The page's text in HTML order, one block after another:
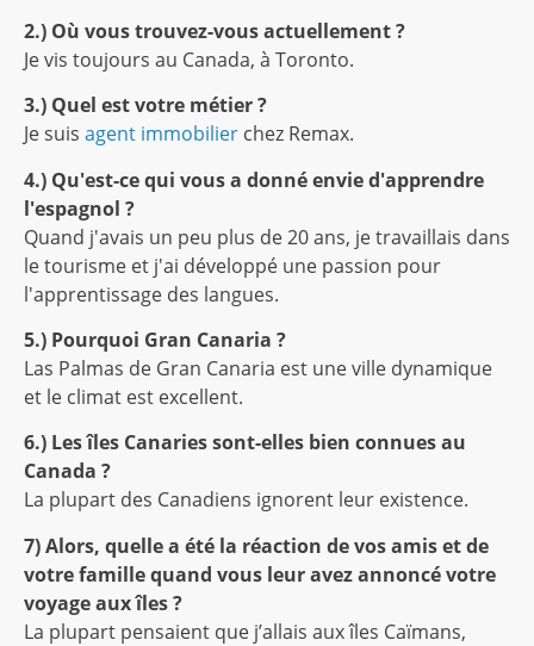
2.) Où vous trouvez-vous actuellement ?
Je vis toujours au Canada, à Toronto.
3.) Quel est votre métier ?
Je suis agent immobilier chez Remax.
4.) Qu'est-ce qui vous a donné envie d'apprendre
l'espagnol ?
Quand j'avais un peu plus de 20 ans, je travaillais dans
le tourisme et j'ai développé une passion pour
l'apprentissage des langues.
5.) Pourquoi Gran Canaria ?
Las Palmas de Gran Canaria est une ville dynamique
et le climat est excellent.
6.) Les îles Canaries sont-elles bien connues au
Canada ?
La plupart des Canadiens ignorent leur existence.
7) Alors, quelle a été la réaction de vos amis et de
votre famille quand vous leur avez annoncé votre
voyage aux îles ?
La plupart pensaient que j’allais aux îles Caïmans,